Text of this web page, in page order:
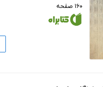
۱۶۰ صفحه